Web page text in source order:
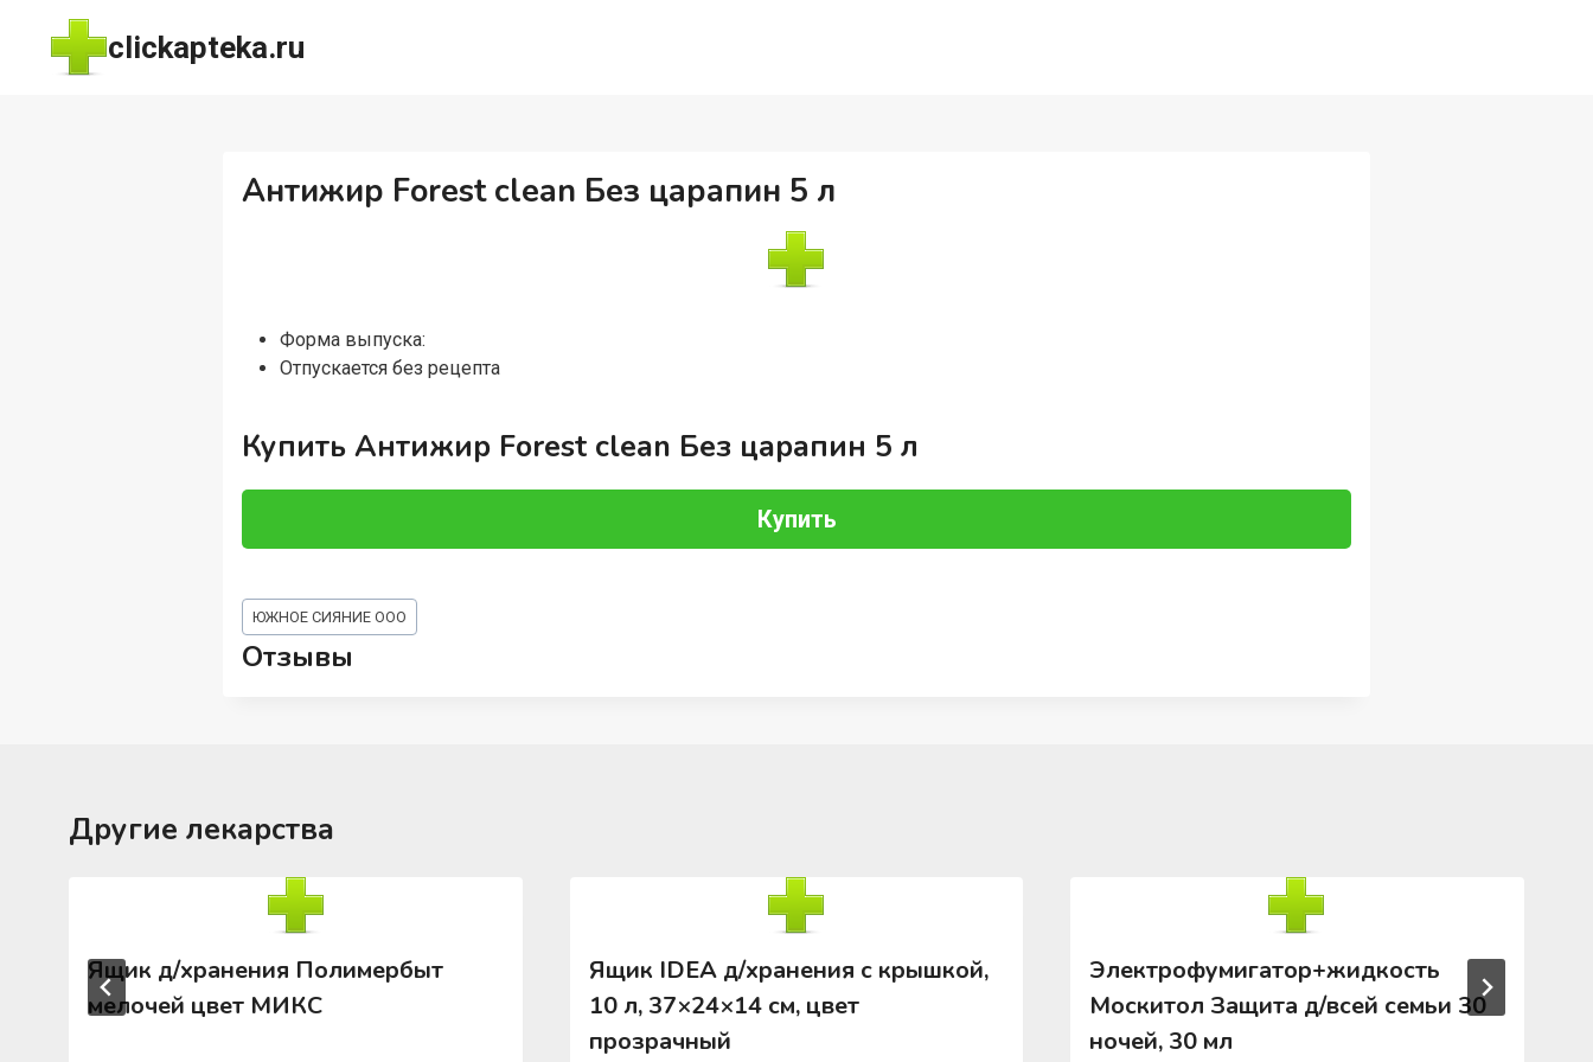
Перейти
содержимому
clickapteka.ru
Антижир Forest clean Без царапин 5 л
Форма выпуска:
Отпускается без рецепта
Купить Антижир Forest clean Без царапин 5 л
Купить
Метки
записи:
ЮЖНОЕ СИЯНИЕ ООО
Отзывы
Другие лекарства
Ящик д/хранения Полимербыт
мелочей цвет МИКС
Ящик IDEA д/хранения с крышкой,
10 л, 37×24×14 см, цвет
прозрачный
Электрофумигатор+жидкость
Москитол Защита д/всей семьи 30
ночей, 30 мл